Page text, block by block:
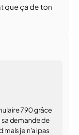
que ça de ton
790 grâce
sa demande de
je n'ai pas